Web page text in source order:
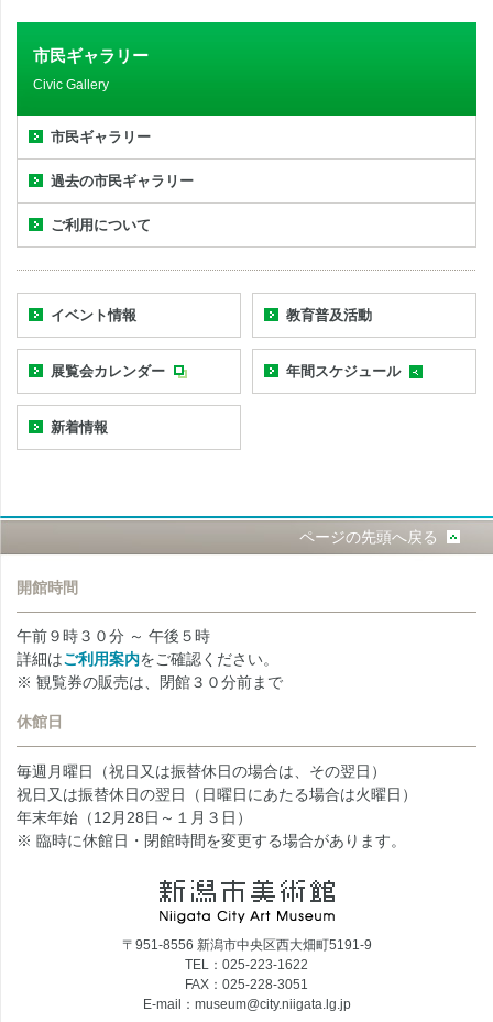
市民ギャラリー
Civic Gallery
市民ギャラリー
過去の市民ギャラリー
ご利用について
イベント情報 教育普及活動
展覧会カレンダー 年間スケジュール
新着情報
ページの先頭へ戻る
開館時間
午前９時３０分 ～ 午後５時
詳細はご利用案内をご確認ください。
※ 観覧券の販売は、閉館３０分前まで
休館日
毎週月曜日（祝日又は振替休日の場合は、その翌日）
祝日又は振替休日の翌日（日曜日にあたる場合は火曜日）
年末年始（12月28日～１月３日）
※ 臨時に休館日・閉館時間を変更する場合があります。
〒951-8556 新潟市中央区西大畑町5191-9
TEL：025-223-1622
FAX：025-228-3051
E-mail：museum@city.niigata.lg.jp